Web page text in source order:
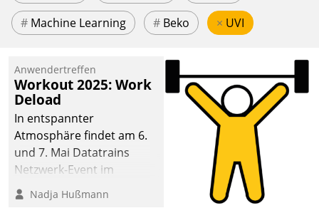
# Machine Learning # Beko × UVI
Anwendertreffen
Workout 2025: Work
Deload
In entspannter
Atmosphäre findet am 6.
und 7. Mai Datatrains
Netzwerk-Event im
Kunden- und Partnerkreis
statt. Zentrale Frage: Wie
Nadja Hußmann